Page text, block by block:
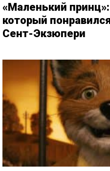
«Маленький
который
Сент-Экзюпери